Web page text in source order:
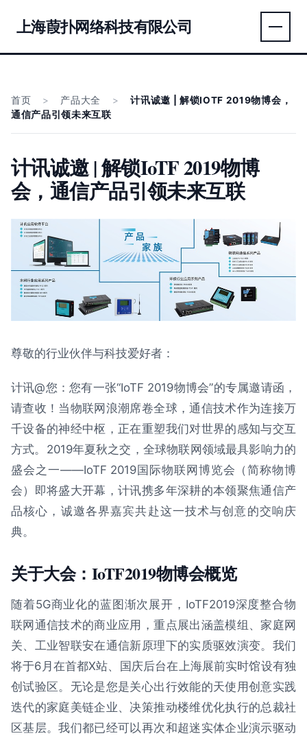
上海葭扑网络科技有限公司
首页 > 产品大全 >
计讯诚邀 | 解锁IOTF 2019物博会，
通信产品引领未来互联
计讯诚邀 | 解锁IoTF 2019物博
会，通信产品引领未来互联
尊敬的行业伙伴与科技爱好者：
计讯@您：您有⼀张“IoTF 2019物博会”的专属邀请函，
请查收！当物联网浪潮席卷全球，通信技术作为连接万
千设备的神经中枢，正在重塑我们对世界的感知与交互
方式。2019年夏秋之交，全球物联网领域最具影响力的
盛会之一——IoTF 2019国际物联网博览会（简称物博
会）即将盛大开幕，计讯携多年深耕的本领聚焦通信产
品核心，诚邀各界嘉宾共赴这一技术与创意的交响庆
典。
关于大会：IoTF2019物博会概览
随着5G商业化的蓝图渐次展开，IoTF2019深度整合物
联网通信技术的商业应用，重点展出涵盖模组、家庭网
关、工业智联安在通信新原理下的实质驱效演变。我们
将于6月在首都X站、国庆后台在上海展前实时馆设有独
创试验区。无论是您是关心出行效能的天使用创意实践
迭代的家庭美链企业、决策推动楼维优化执行的总裁社
区基层。我们都已经可以再次和超迷实体企业演示驱动